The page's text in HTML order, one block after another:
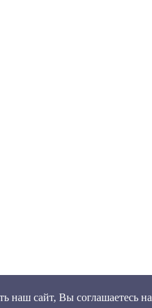
наш сайт, Вы соглашаетесь на